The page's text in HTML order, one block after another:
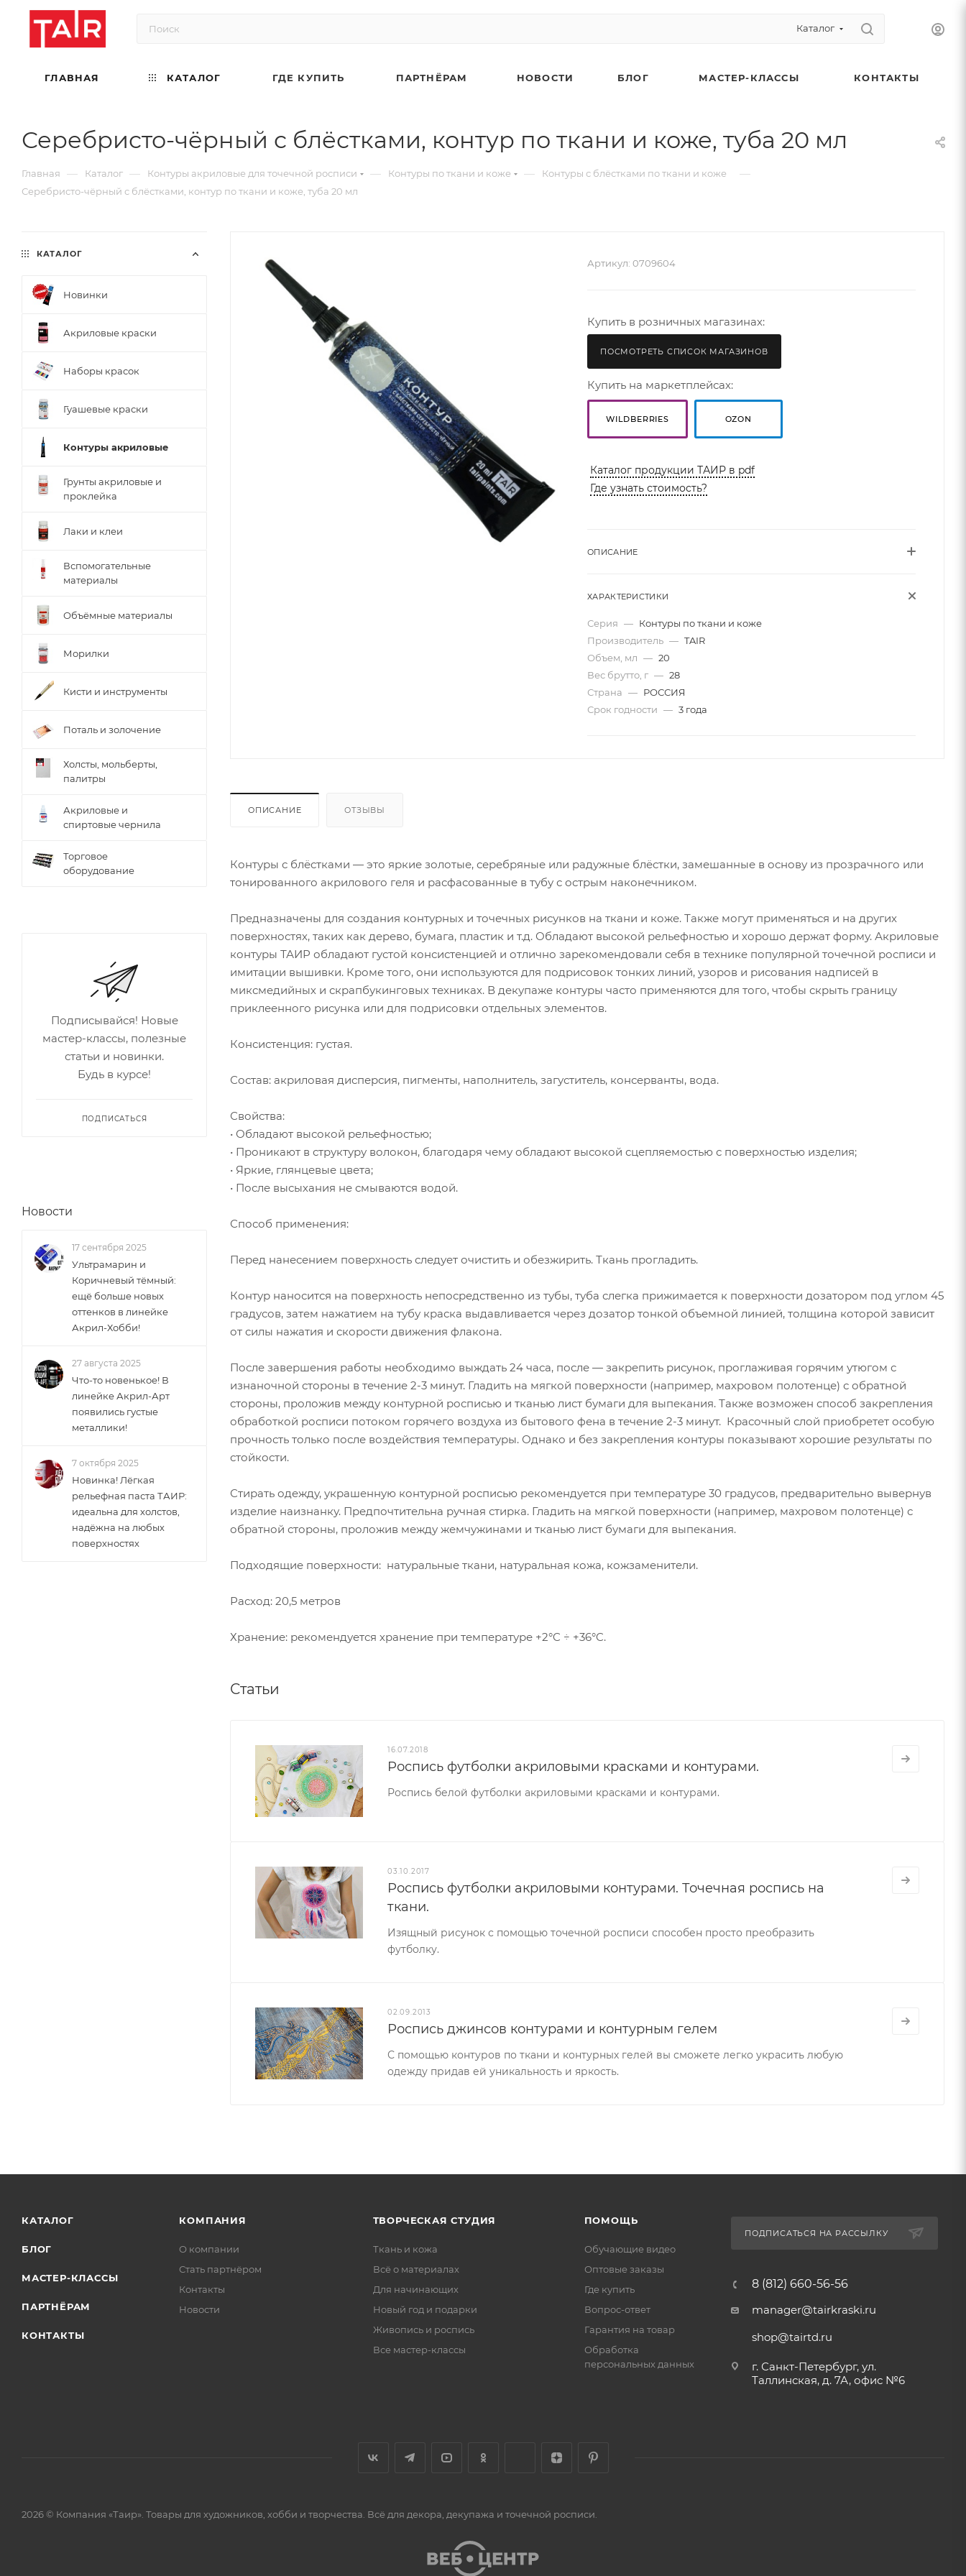
Каталог
ГЛАВНАЯ КАТАЛОГ ГДЕ КУПИТЬ ПАРТНЁРАМ НОВОСТИ БЛОГ МАСТЕР-КЛАССЫ КОНТАКТЫ
Серебристо-чёрный с блёстками, контур по ткани и коже, туба 20 мл
Главная — Каталог — Контуры акриловые для точечной росписи — Контуры по ткани и коже — Контуры с блёстками по ткани и коже —
Серебристо-чёрный с блёстками, контур по ткани и коже, туба 20 мл
Артикул: 0709604
5% в ноябре!
Купить в розничных магазинах:
ПОСМОТРЕТЬ СПИСОК МАГАЗИНОВ
Купить на маркетплейсах:
WILDBERRIES OZON
Каталог продукции ТАИР в pdf
Где узнать стоимость?
ОПИСАНИЕ
ХАРАКТЕРИСТИКИ
Серия — Контуры по ткани и коже
Производитель — TAIR
Объем, мл — 20
Вес брутто, г — 28
Страна — РОССИЯ
Срок годности — 3 года
ОПИСАНИЕ ОТЗЫВЫ
Контуры с блёстками — это яркие золотые, серебряные или радужные блёстки, замешанные в основу из прозрачного или
тонированного акрилового геля и расфасованные в тубу с острым наконечником.
Предназначены для создания контурных и точечных рисунков на ткани и коже. Также могут применяться и на других
поверхностях, таких как дерево, бумага, пластик и т.д. Обладают высокой рельефностью и хорошо держат форму. Акриловые
контуры ТАИР обладают густой консистенцией и отлично зарекомендовали себя в технике популярной точечной росписи и
имитации вышивки. Кроме того, они используются для подрисовок тонких линий, узоров и рисования надписей в
миксмедийных и скрапбукинговых техниках. В декупаже контуры часто применяются для того, чтобы скрыть границу
приклеенного рисунка или для подрисовки отдельных элементов.
Консистенция: густая.
Состав: акриловая дисперсия, пигменты, наполнитель, загуститель, консерванты, вода.
Свойства:
• Обладают высокой рельефностью;
• Проникают в структуру волокон, благодаря чему обладают высокой сцепляемостью с поверхностью изделия;
• Яркие, глянцевые цвета;
• После высыхания не смываются водой.
Способ применения:
Перед нанесением поверхность следует очистить и обезжирить. Ткань прогладить.
Контур наносится на поверхность непосредственно из тубы, туба слегка прижимается к поверхности дозатором под углом 45
градусов, затем нажатием на тубу краска выдавливается через дозатор тонкой объемной линией, толщина которой зависит
от силы нажатия и скорости движения флакона.
После завершения работы необходимо выждать 24 часа, после — закрепить рисунок, проглаживая горячим утюгом с
изнаночной стороны в течение 2-3 минут. Гладить на мягкой поверхности (например, махровом полотенце) с обратной
стороны, проложив между контурной росписью и тканью лист бумаги для выпекания. Также возможен способ закрепления
обработкой росписи потоком горячего воздуха из бытового фена в течение 2-3 минут. Красочный слой приобретет особую
прочность только после воздействия температуры. Однако и без закрепления контуры показывают хорошие результаты по
стойкости.
Стирать одежду, украшенную контурной росписью рекомендуется при температуре 30 градусов, предварительно вывернув
изделие наизнанку. Предпочтительна ручная стирка. Гладить на мягкой поверхности (например, махровом полотенце) с
обратной стороны, проложив между жемчужинами и тканью лист бумаги для выпекания.
Подходящие поверхности: натуральные ткани, натуральная кожа, кожзаменители.
Расход: 20,5 метров
Хранение: рекомендуется хранение при температуре +2°C ÷ +36°C.
Статьи
16.07.2018
Роспись футболки акриловыми красками и контурами.
Роспись белой футболки акриловыми красками и контурами.
03.10.2017
Роспись футболки акриловыми контурами. Точечная роспись на
ткани.
Изящный рисунок с помощью точечной росписи способен просто преобразить
футболку.
02.09.2013
Роспись джинсов контурами и контурным гелем
С помощью контуров по ткани и контурных гелей вы сможете легко украсить любую
одежду придав ей уникальность и яркость.
КАТАЛОГ
Новинки
Акриловые краски
Наборы красок
Гуашевые краски
Контуры акриловые
Грунты акриловые и
проклейка
Лаки и клеи
Вспомогательные
материалы
Объёмные материалы
Морилки
Кисти и инструменты
Поталь и золочение
Холсты, мольберты,
палитры
Акриловые и
спиртовые чернила
Торговое
оборудование
Подписывайся! Новые
мастер-классы, полезные
статьи и новинки.
Будь в курсе!
ПОДПИСАТЬСЯ
Новости
17 сентября 2025
Ультрамарин и
Коричневый тёмный:
ещё больше новых
оттенков в линейке
Акрил-Хобби!
27 августа 2025
Что-то новенькое! В
линейке Акрил-Арт
появились густые
металлики!
7 октября 2025
Новинка! Лёгкая
рельефная паста ТАИР:
идеальна для холстов,
надёжна на любых
поверхностях
КАТАЛОГ
БЛОГ
МАСТЕР-КЛАССЫ
ПАРТНЁРАМ
КОНТАКТЫ
КОМПАНИЯ
О компании
Стать партнёром
Контакты
Новости
ТВОРЧЕСКАЯ СТУДИЯ
Ткань и кожа
Всё о материалах
Для начинающих
Новый год и подарки
Живопись и роспись
Все мастер-классы
ПОМОЩЬ
Обучающие видео
Оптовые заказы
Где купить
Вопрос-ответ
Гарантия на товар
Обработка
персональных данных
ПОДПИСАТЬСЯ НА РАССЫЛКУ
8 (812) 660-56-56
manager@tairkraski.ru
shop@tairtd.ru
г. Санкт-Петербург, ул.
Таллинская, д. 7А, офис №6
2026 © Компания «Таир». Товары для художников, хобби и творчества. Всё для декора, декупажа и точечной росписи.